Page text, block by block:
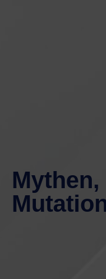
Mythen,